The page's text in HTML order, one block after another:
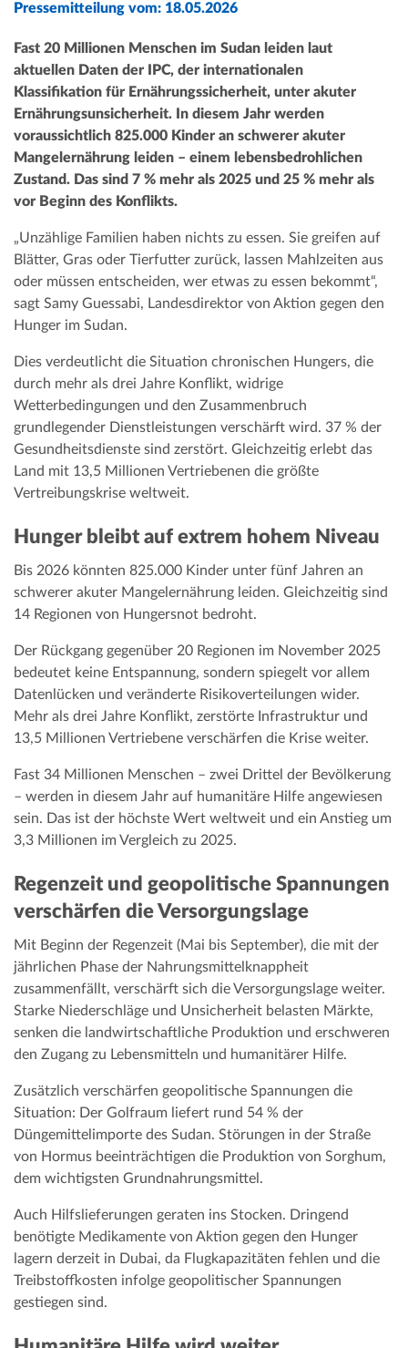
Pressemitteilung vom: 18.05.2026
Fast 20 Millionen Menschen im Sudan leiden laut
aktuellen Daten der IPC, der internationalen
Klassifikation für Ernährungssicherheit, unter akuter
Ernährungsunsicherheit. In diesem Jahr werden
voraussichtlich 825.000 Kinder an schwerer akuter
Mangelernährung leiden – einem lebensbedrohlichen
Zustand. Das sind 7 % mehr als 2025 und 25 % mehr als
vor Beginn des Konflikts.
„Unzählige Familien haben nichts zu essen. Sie greifen auf
Blätter, Gras oder Tierfutter zurück, lassen Mahlzeiten aus
oder müssen entscheiden, wer etwas zu essen bekommt“,
sagt Samy Guessabi, Landesdirektor von Aktion gegen den
Hunger im Sudan.
Dies verdeutlicht die Situation chronischen Hungers, die
durch mehr als drei Jahre Konflikt, widrige
Wetterbedingungen und den Zusammenbruch
grundlegender Dienstleistungen verschärft wird. 37 % der
Gesundheitsdienste sind zerstört. Gleichzeitig erlebt das
Land mit 13,5 Millionen Vertriebenen die größte
Vertreibungskrise weltweit.
Hunger bleibt auf extrem hohem Niveau
Bis 2026 könnten 825.000 Kinder unter fünf Jahren an
schwerer akuter Mangelernährung leiden. Gleichzeitig sind
14 Regionen von Hungersnot bedroht.
Der Rückgang gegenüber 20 Regionen im November 2025
bedeutet keine Entspannung, sondern spiegelt vor allem
Datenlücken und veränderte Risikoverteilungen wider.
Mehr als drei Jahre Konflikt, zerstörte Infrastruktur und
13,5 Millionen Vertriebene verschärfen die Krise weiter.
Fast 34 Millionen Menschen – zwei Drittel der Bevölkerung
– werden in diesem Jahr auf humanitäre Hilfe angewiesen
sein. Das ist der höchste Wert weltweit und ein Anstieg um
3,3 Millionen im Vergleich zu 2025.
Regenzeit und geopolitische Spannungen
verschärfen die Versorgungslage
Mit Beginn der Regenzeit (Mai bis September), die mit der
jährlichen Phase der Nahrungsmittelknappheit
zusammenfällt, verschärft sich die Versorgungslage weiter.
Starke Niederschläge und Unsicherheit belasten Märkte,
senken die landwirtschaftliche Produktion und erschweren
den Zugang zu Lebensmitteln und humanitärer Hilfe.
Zusätzlich verschärfen geopolitische Spannungen die
Situation: Der Golfraum liefert rund 54 % der
Düngemittelimporte des Sudan. Störungen in der Straße
von Hormus beeinträchtigen die Produktion von Sorghum,
dem wichtigsten Grundnahrungsmittel.
Auch Hilfslieferungen geraten ins Stocken. Dringend
benötigte Medikamente von Aktion gegen den Hunger
lagern derzeit in Dubai, da Flugkapazitäten fehlen und die
Treibstoffkosten infolge geopolitischer Spannungen
gestiegen sind.